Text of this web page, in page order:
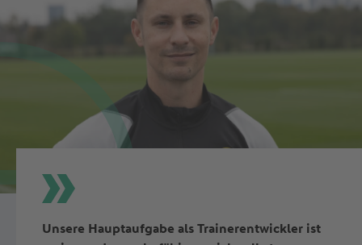
Unsere Hauptaufgabe als Trainerentwickler ist